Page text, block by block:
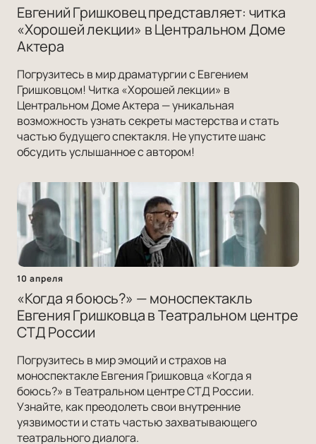
Евгений Гришковец представляет: читка
«Хорошей лекции» в Центральном Доме
Актера
Погрузитесь в мир драматургии с Евгением
Гришковцом! Читка «Хорошей лекции» в
Центральном Доме Актера — уникальная
возможность узнать секреты мастерства и стать
частью будущего спектакля. Не упустите шанс
обсудить услышанное с автором!
10 апреля
«Когда я боюсь?» — моноспектакль
Евгения Гришковца в Театральном центре
СТД России
Погрузитесь в мир эмоций и страхов на
моноспектакле Евгения Гришковца «Когда я
боюсь?» в Театральном центре СТД России.
Узнайте, как преодолеть свои внутренние
уязвимости и стать частью захватывающего
театрального диалога.